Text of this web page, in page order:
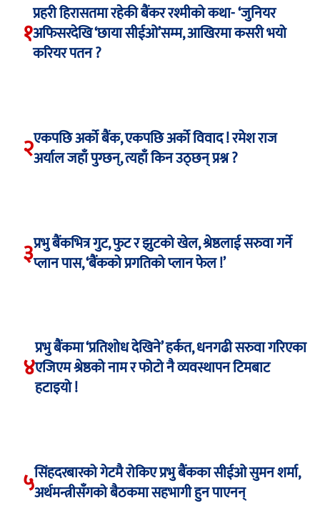
१
प्रहरी हिरासतमा रहेकी बैंकर रश्मीको कथा- ‘जुनियर
अफिसरदेखि ‘छाया सीईओ’सम्म, आखिरमा कसरी भयो
करियर पतन ?
२एकपछि अर्को बैंक, एकपछि अर्को विवाद ! रमेश राज
अर्याल जहाँ पुग्छन्, त्यहाँ किन उठ्छन् प्रश्न ?
३प्रभु बैंकभित्र गुट, फुट र झुटको खेल, श्रेष्ठलाई सरुवा गर्ने
प्लान पास, ‘बैंकको प्रगतिको प्लान फेल !’
४
प्रभु बैंकमा ‘प्रतिशोध देखिने’ हर्कत, धनगढी सरुवा गरिएका
एजिएम श्रेष्ठको नाम र फोटो नै व्यवस्थापन टिमबाट
हटाइयो !
५सिंहदरबारको गेटमै रोकिए प्रभु बैंकका सीईओ सुमन शर्मा,
अर्थमन्त्रीसँगको बैठकमा सहभागी हुन पाएनन्